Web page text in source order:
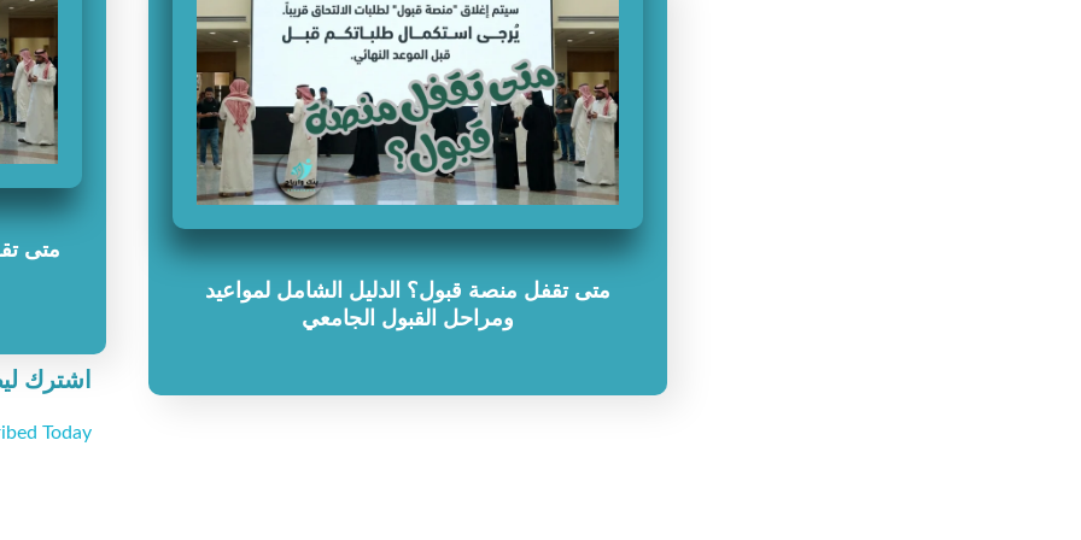
متى تقفل منصة قبول؟ الدليل الشامل لمواعيد
ومراحل القبول الجامعي
متى
اشترك
Today!